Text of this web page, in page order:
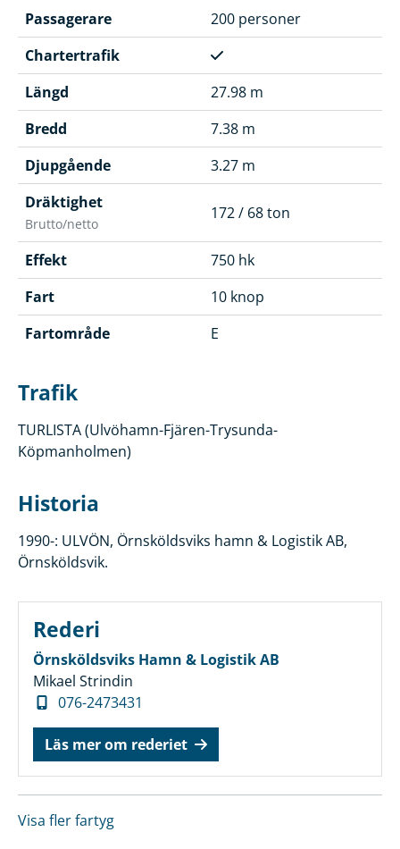
Passagerare
200 personer
Chartertrafik
Längd
27.98 m
Bredd
7.38 m
Djupgående
3.27 m
Dräktighet
Brutto/netto
172 / 68 ton
Effekt
750 hk
Fart
10 knop
Fartområde
E
Trafik
TURLISTA (Ulvöhamn-Fjären-Trysunda-
Köpmanholmen)
Historia
1990-: ULVÖN, Örnsköldsviks hamn & Logistik AB,
Örnsköldsvik.
Rederi
Örnsköldsviks Hamn & Logistik AB
Mikael Strindin
076-2473431
Läs mer om rederiet
Visa fler fartyg